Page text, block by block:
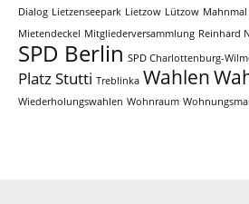
Dialog Lietzenseepark Lietzow Lützow Mahnmal
Mietendeckel Mitgliederversammlung Reinhard
SPD Berlin SPD Charlottenburg-
PlatzStutti Treblinka Wahlen
Wiederholungswahlen Wohnraum